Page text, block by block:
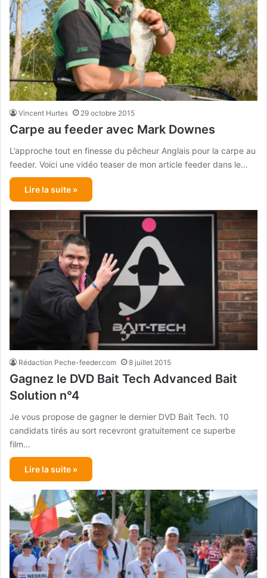
Vincent Hurtes 29 octobre 2015
Carpe au feeder avec Mark Downes
L’approche tout en finesse du pêcheur Anglais pour la carpe au
feeder. Voici une vidéo teaser de mon article feeder dans le…
Lire la suite »
Rédaction Peche-feeder.com 8 juillet 2015
Gagnez le DVD Bait Tech Advanced Bait
Solution n°4
Je vous propose de gagner le dernier DVD Bait Tech. 10
candidats tirés au sort recevront gratuitement ce superbe
film…
Lire la suite »